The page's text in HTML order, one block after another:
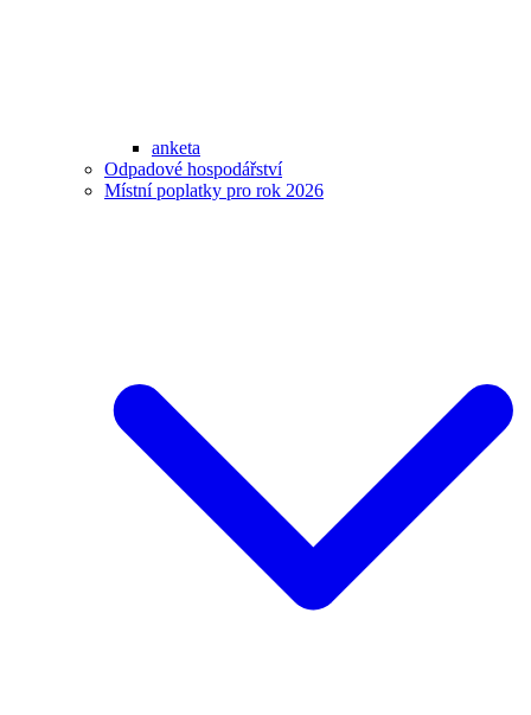
anketa
Odpadové hospodářství
Místní poplatky pro rok 2026